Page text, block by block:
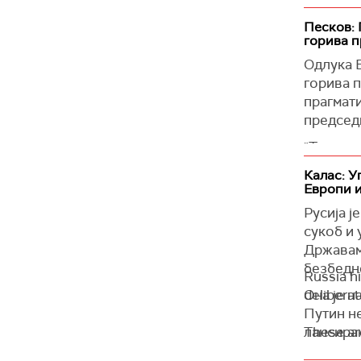
—
Песков:
горива
Одлука
горива
"Такве
Велика
горива
(Танјуг)
Калас:
Европи
Русија
сукоб и
Она је
Путин
Russia
These